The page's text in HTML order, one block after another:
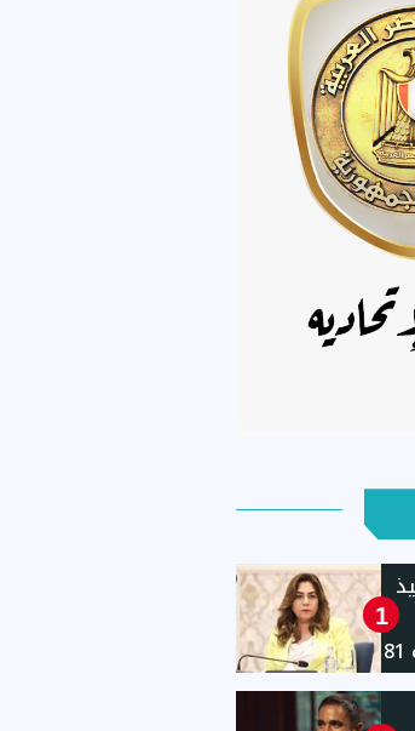
1
بـ11محافظات وإحالة 81